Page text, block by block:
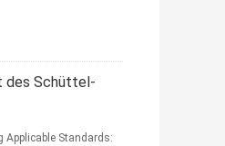
des Schüttel-
Applicable Standards: